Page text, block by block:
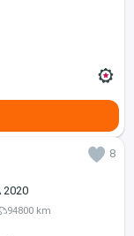
8
2020
94800 km